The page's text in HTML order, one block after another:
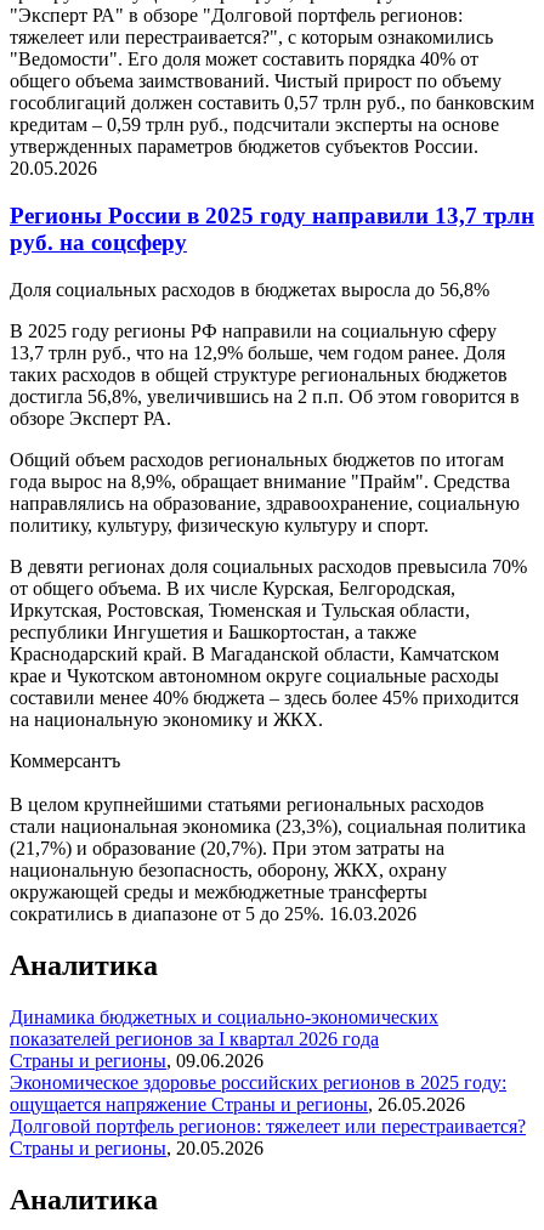
"Эксперт РА" в обзоре "Долговой портфель регионов:
тяжелеет или перестраивается?", с которым ознакомились
"Ведомости". Его доля может составить порядка 40% от
общего объема заимствований. Чистый прирост по объему
гособлигаций должен составить 0,57 трлн руб., по банковским
кредитам – 0,59 трлн руб., подсчитали эксперты на основе
утвержденных параметров бюджетов субъектов России.
20.05.2026
Регионы России в 2025 году направили 13,7 трлн
руб. на соцсферу
Доля социальных расходов в бюджетах выросла до 56,8%
В 2025 году регионы РФ направили на социальную сферу
13,7 трлн руб., что на 12,9% больше, чем годом ранее. Доля
таких расходов в общей структуре региональных бюджетов
достигла 56,8%, увеличившись на 2 п.п. Об этом говорится в
обзоре Эксперт РА.
Общий объем расходов региональных бюджетов по итогам
года вырос на 8,9%, обращает внимание "Прайм". Средства
направлялись на образование, здравоохранение, социальную
политику, культуру, физическую культуру и спорт.
В девяти регионах доля социальных расходов превысила 70%
от общего объема. В их числе Курская, Белгородская,
Иркутская, Ростовская, Тюменская и Тульская области,
республики Ингушетия и Башкортостан, а также
Краснодарский край. В Магаданской области, Камчатском
крае и Чукотском автономном округе социальные расходы
составили менее 40% бюджета – здесь более 45% приходится
на национальную экономику и ЖКХ.
Коммерсантъ
В целом крупнейшими статьями региональных расходов
стали национальная экономика (23,3%), социальная политика
(21,7%) и образование (20,7%). При этом затраты на
национальную безопасность, оборону, ЖКХ, охрану
окружающей среды и межбюджетные трансферты
сократились в диапазоне от 5 до 25%. 16.03.2026
Аналитика
Динамика бюджетных и социально-экономических
показателей регионов за I квартал 2026 года
Страны и регионы, 09.06.2026
Экономическое здоровье российских регионов в 2025 году:
ощущается напряжение Страны и регионы, 26.05.2026
Долговой портфель регионов: тяжелеет или перестраивается?
Страны и регионы, 20.05.2026
Аналитика